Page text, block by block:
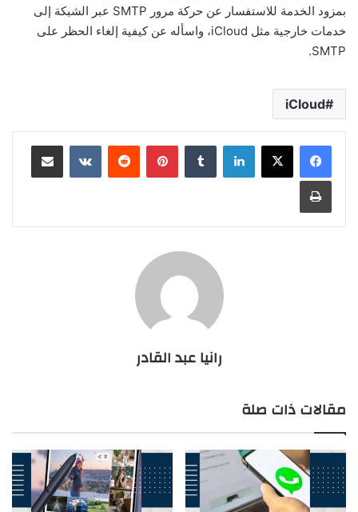
بمزود الخدمة للاستفسار عن حركة مرور SMTP عبر الشبكة إلى
خدمات خارجية مثل iCloud، واسأله عن كيفية إلغاء الحظر على
SMTP.
iCloud
لينكدإن بينتيريست مشاركة عبر البريد
طباعة
رانيا عبد القادر
مقالات ذات صلة